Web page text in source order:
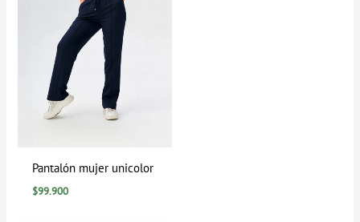
Pantalón mujer unicolor
$99.900